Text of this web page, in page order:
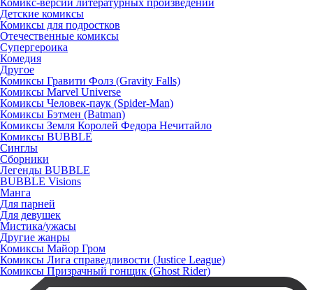
Детские комиксы
Комиксы для подростков
Отечественные комиксы
Супергероика
Комедия
Другое
Комиксы Гравити Фолз (Gravity Falls)
Комиксы Marvel Universe
Комиксы Человек-паук (Spider-Man)
Комиксы Бэтмен (Batman)
Комиксы Земля Королей Федора Нечитайло
Комиксы BUBBLE
Синглы
Сборники
Легенды BUBBLE
BUBBLE Visions
Манга
Для парней
Для девушек
Мистика/ужасы
Другие жанры
Комиксы Майор Гром
Комиксы Лига справедливости (Justice League)
Комиксы Призрачный гонщик (Ghost Rider)